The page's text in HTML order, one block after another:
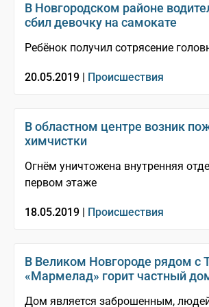
В Новгородском районе
сбил девочку на самокате
Ребёнок получил сотрясение
20.05.2019 | Происшествия
В областном центре возник
химчистки
Огнём уничтожена внутренняя
первом этаже
18.05.2019 | Происшествия
В Великом Новгороде рядом с
«Мармелад» горит частный
Дом является заброшенным,